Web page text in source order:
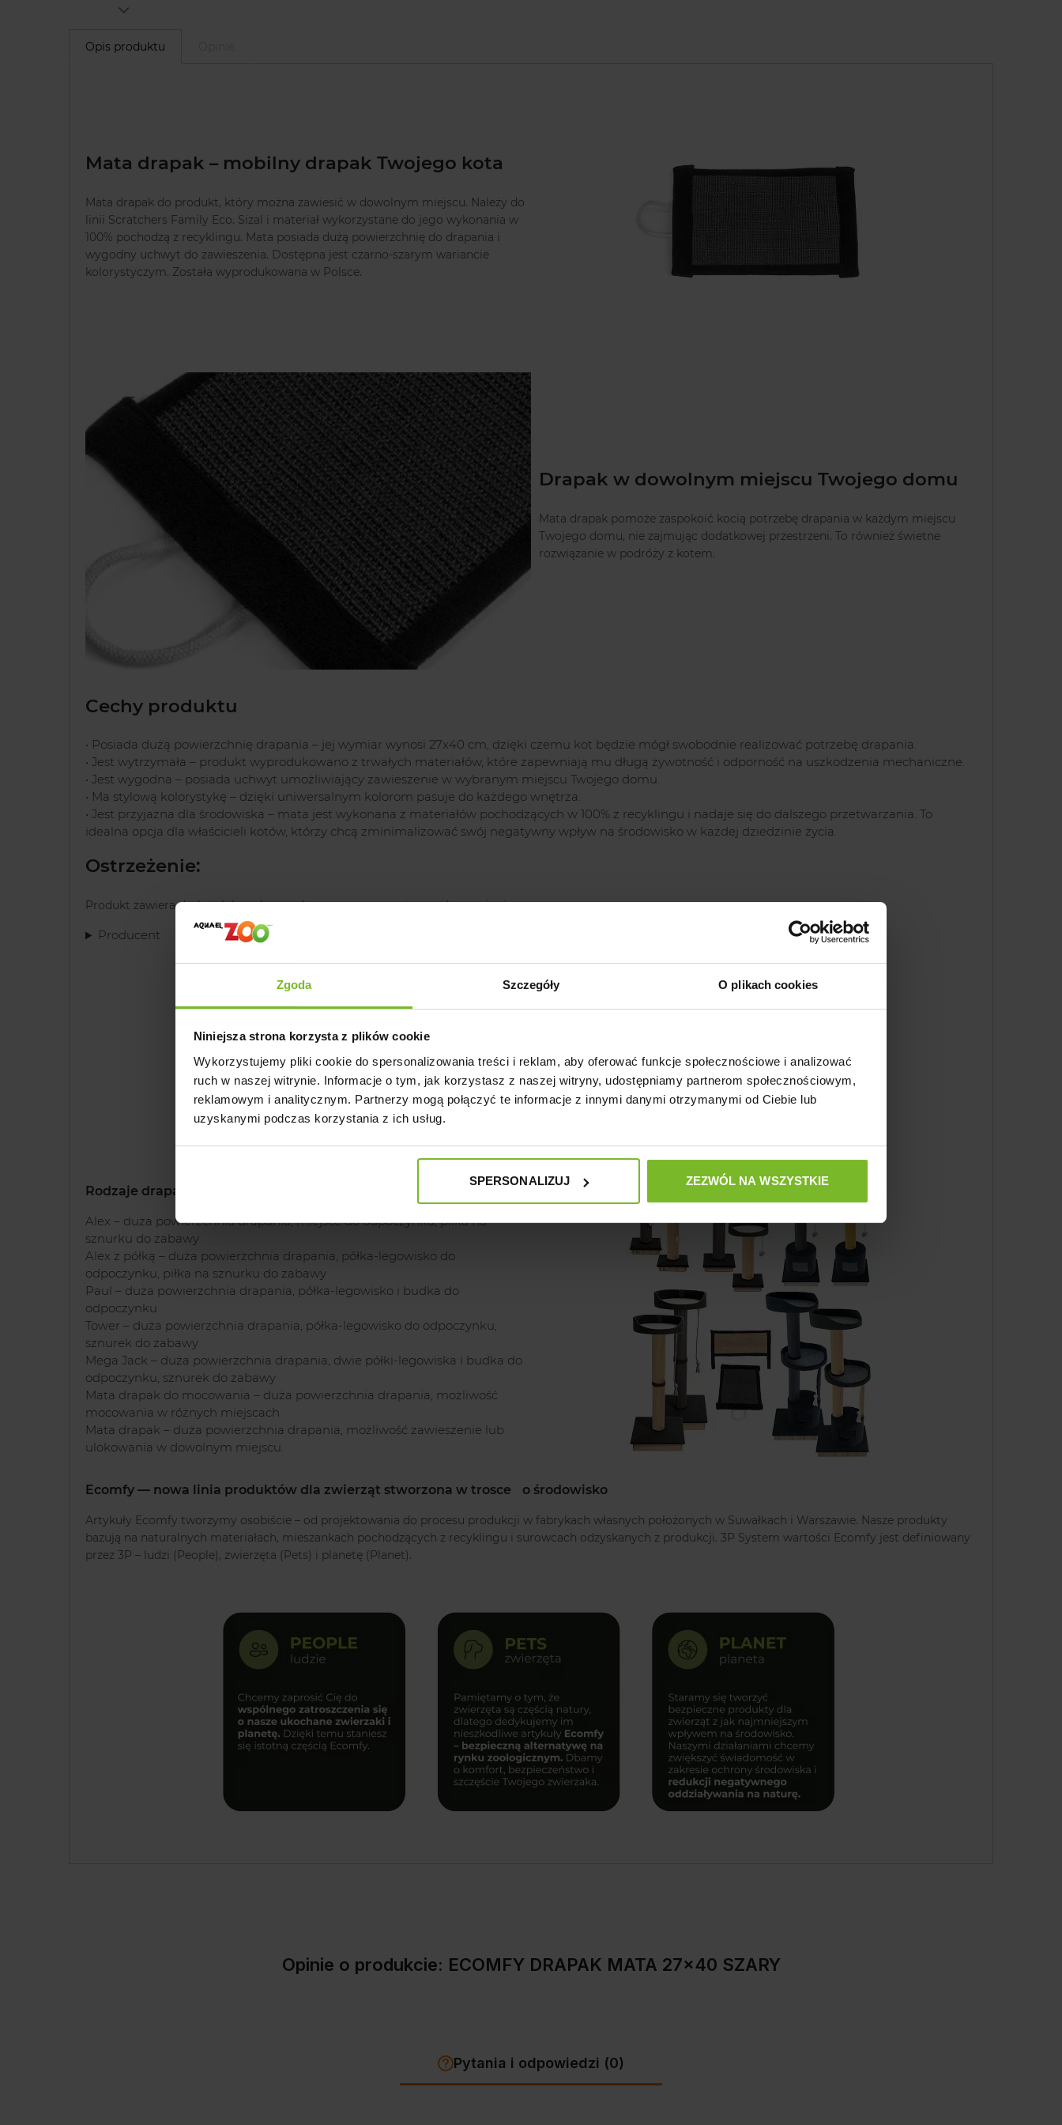
Zgoda Szczegóły O plikach cookies
Niniejsza strona korzysta z plików cookie
Wykorzystujemy pliki cookie do spersonalizowania treści i reklam, aby oferować funkcje społecznościowe i analizować
ruch w naszej witrynie. Informacje o tym, jak korzystasz z naszej witryny, udostępniamy partnerom społecznościowym,
reklamowym i analitycznym. Partnerzy mogą połączyć te informacje z innymi danymi otrzymanymi od Ciebie lub
uzyskanymi podczas korzystania z ich usług.
SPERSONALIZUJ ZEZWÓL NA WSZYSTKIE
Opis produktu
Mata drapak – mobilny drapak Twojego kota
Mata drapak do produkt, który można zawiesić w dowolnym miejscu. Należy do
linii Scratchers Family Eco. Sizal i materiał wykorzystane do jego wykonania w
100% pochodzą z recyklingu. Mata posiada dużą powierzchnię do drapania i
wygodny uchwyt do zawieszenia. Dostępna jest czarno-szarym wariancie
kolorystyczym. Została wyprodukowana w Polsce.
Drapak w dowolnym miejscu Twojego domu
Mata drapak pomoże zaspokoić kocią potrzebę drapania w każdym miejscu
Twojego domu, nie zajmując dodatkowej przestrzeni. To również świetne
rozwiązanie w podróży z kotem.
Cechy produktu
• Posiada dużą powierzchnię drapania – jej wymiar wynosi 27x40 cm, dzięki czemu kot będzie mógł swobodnie realizować potrzebę drapania.
• Jest wytrzymała – produkt wyprodukowano z trwałych materiałów, które zapewniają mu długą żywotność i odporność na uszkodzenia mechaniczne.
• Jest wygodna – posiada uchwyt umożliwiający zawieszenie w wybranym miejscu Twojego domu.
• Ma stylową kolorystykę – dzięki uniwersalnym kolorom pasuje do każdego wnętrza.
• Jest przyjazna dla środowiska – mata jest wykonana z materiałów pochodzących w 100% z recyklingu i nadaje się do dalszego przetwarzania. To
idealna opcja dla właścicieli kotów, którzy chcą zminimalizować swój negatywny wpływ na środowisko w każdej dziedzinie życia.
Ostrzeżenie:
Produkt zawiera drobne lub ruchome elementy mogące stanowić zagrożenie.
Producent
Rodzina drapaków Scratchers Family Eco powstała z pasji do zwierząt oraz z myślą o naszej planecie.
Rodzaje drapaków w linii Scratchers Family Eco:
Alex – duża powierzchnia drapania, miejsce do odpoczynku, piłka na
sznurku do zabawy
Alex z półką – duża powierzchnia drapania, półka-legowisko do
odpoczynku, piłka na sznurku do zabawy
Paul – duża powierzchnia drapania, półka-legowisko i budka do
odpoczynku
Tower – duża powierzchnia drapania, półka-legowisko do odpoczynku,
sznurek do zabawy
Mega Jack – duża powierzchnia drapania, dwie półki-legowiska i budka do
odpoczynku, sznurek do zabawy
Mata drapak do mocowania – duża powierzchnia drapania, możliwość
mocowania w różnych miejscach
Mata drapak – duża powierzchnia drapania, możliwość zawieszenie lub
ulokowania w dowolnym miejscu.
Ecomfy — nowa linia produktów dla zwierząt stworzona w trosce o środowisko
Artykuły Ecomfy tworzymy osobiście – od projektowania do procesu produkcji w fabrykach własnych położonych w Suwałkach i Warszawie. Nasze produkty
bazują na naturalnych materiałach, mieszankach pochodzących z recyklingu i surowcach odzyskanych z produkcji. 3P System wartości Ecomfy jest definiowany
przez 3P – ludzi (People), zwierzęta (Pets) i planetę (Planet).
Opinie o produkcie: ECOMFY DRAPAK MATA 27x40 SZARY
Pytania i odpowiedzi (0)